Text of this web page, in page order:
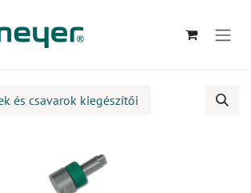
és csavarok kiegészítői